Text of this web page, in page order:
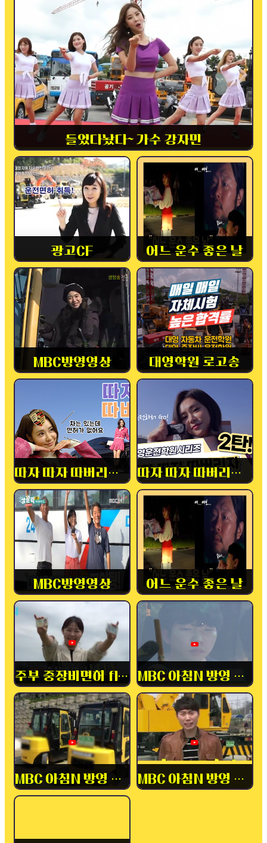
들었다놨다~ 가수 강자민
광고CF 어느 운수 좋은 날
MBC방영영상 대영학원 로고송
따자 따자 따버리자! 1탄 따자 따자 따버리자! 2탄
MBC방영영상 어느 운수 좋은 날
주부 중장비면허 flex MBC 아침N 방영 중장비
MBC 아침N 방영 내일배움카드 MBC 아침N 방영 중장비